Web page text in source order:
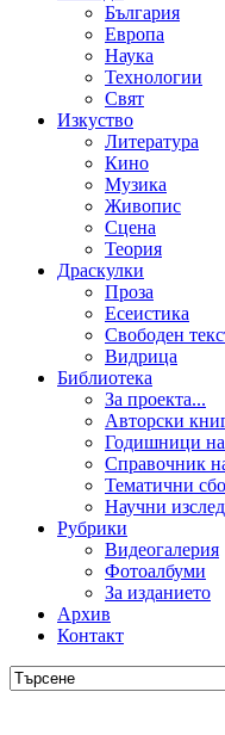
България
Европа
Наука
Технологии
Свят
Изкуство
Литература
Кино
Музика
Живопис
Сцена
Теория
Драскулки
Проза
Есеистика
Свободен
Видрица
Библиотека
За проекта...
Авторски
Годишници на
Справочник
Тематични
Научни
Рубрики
Видеогалерия
Фотоалбуми
За изданието
Архив
Контакт